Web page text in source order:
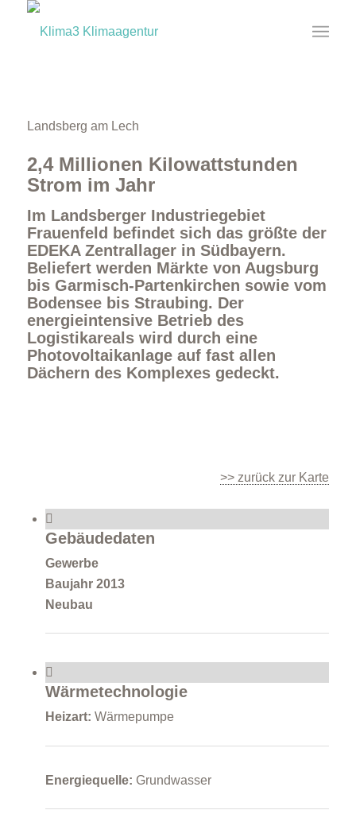
Landsberg am Lech
2,4 Millionen Kilowattstunden
Strom im Jahr
Im Landsberger Industriegebiet
Frauenfeld befindet sich das größte der
EDEKA Zentrallager in Südbayern.
Beliefert werden Märkte von Augsburg
bis Garmisch-Partenkirchen sowie vom
Bodensee bis Straubing. Der
energieintensive Betrieb des
Logistikareals wird durch eine
Photovoltaikanlage auf fast allen
Dächern des Komplexes gedeckt.
>> zurück zur Karte
Gebäudedaten
Gewerbe
Baujahr 2013
Neubau
Wärmetechnologie
Heizart: Wärmepumpe
Energiequelle: Grundwasser